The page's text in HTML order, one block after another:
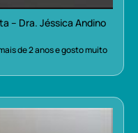
– Dra. Jéssica Andino
de 2 anos e gosto muito